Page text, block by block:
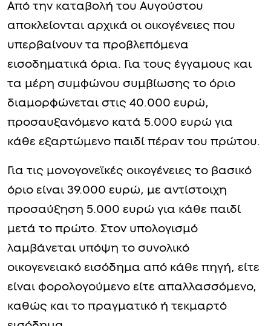
Από την καταβολή του Αυγούστου
αποκλείονται αρχικά οι οικογένειες που
υπερβαίνουν τα προβλεπόμενα
εισοδηματικά όρια. Για τους έγγαμους και
τα μέρη συμφώνου συμβίωσης το όριο
διαμορφώνεται στις 40.000 ευρώ,
προσαυξανόμενο κατά 5.000 ευρώ για
κάθε εξαρτώμενο παιδί πέραν του πρώτου.
Για τις μονογονεϊκές οικογένειες το βασικό
όριο είναι 39.000 ευρώ, με αντίστοιχη
προσαύξηση 5.000 ευρώ για κάθε παιδί
μετά το πρώτο. Στον υπολογισμό
λαμβάνεται υπόψη το συνολικό
οικογενειακό εισόδημα από κάθε πηγή, είτε
είναι φορολογούμενο είτε απαλλασσόμενο,
καθώς και το πραγματικό ή τεκμαρτό